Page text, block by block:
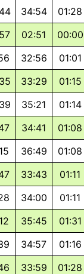
34:54 01:28
02:51 00:00
32:56 01:01
33:29 01:15
35:21 01:14
34:41 01:08
36:49 01:08
33:43 01:11
34:00 01:11
35:45 01:31
34:57 01:16
33:59 01:28